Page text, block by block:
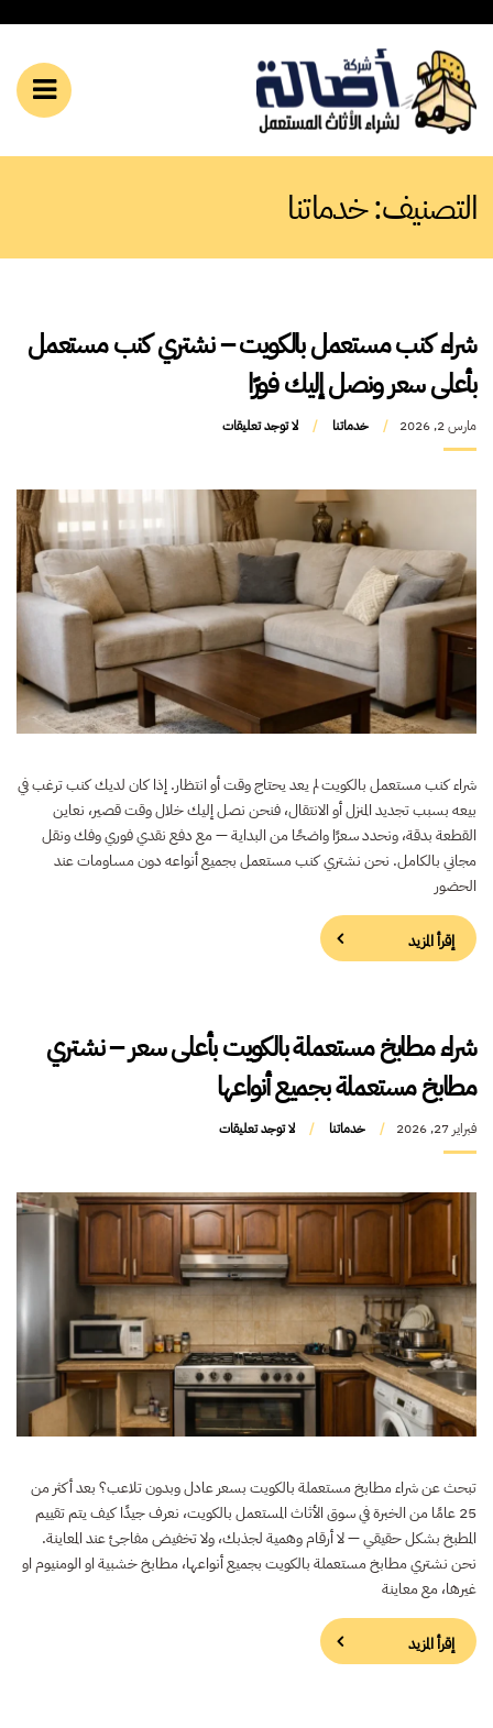
التصنيف:خدماتنا
شراء كنب مستعمل بالكويت – نشتري كنب مستعمل
بأعلى سعر ونصل إليك فورًا
مارس 2, 2026 خدماتنا لا توجد تعليقات
شراء كنب مستعمل بالكويت لم يعد يحتاج وقت أو انتظار. إذا كان لديك كنب ترغب في
بيعه بسبب تجديد المنزل أو الانتقال، فنحن نصل إليك خلال وقت قصير، نعاين
القطعة بدقة، ونحدد سعرًا واضحًا من البداية — مع دفع نقدي فوري وفك ونقل
مجاني بالكامل. نحن نشتري كنب مستعمل بجميع أنواعه دون مساومات عند
الحضور
إقرأ المزيد
شراء مطابخ مستعملة بالكويت بأعلى سعر – نشتري
مطابخ مستعملة بجميع أنواعها
فبراير 27, 2026 خدماتنا لا توجد تعليقات
تبحث عن شراء مطابخ مستعملة بالكويت بسعر عادل وبدون تلاعب؟ بعد أكثر من
25 عامًا من الخبرة في سوق الأثاث المستعمل بالكويت، نعرف جيدًا كيف يتم تقييم
المطبخ بشكل حقيقي — لا أرقام وهمية لجذبك، ولا تخفيض مفاجئ عند المعاينة.
نحن نشتري مطابخ مستعملة بالكويت بجميع أنواعها، مطابخ خشبية او الومنيوم او
غيرها، مع معاينة
إقرأ المزيد